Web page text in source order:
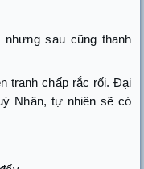
sau cũng thanh
tranh chấp rắc rối. Đại
Nhân, tự nhiên sẽ có